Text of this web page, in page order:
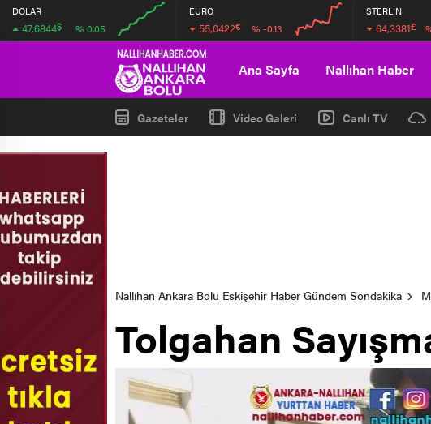
DOLAR
47,6844$ % 0.05
00:00 00:00
EURO
55,0422€ % -0.13
STERLİN
64,3381£
Ana Sayfa Nallıhan Haber
Gazeteler Video Galeri Canlı TV
Nallıhan Ankara Bolu Eskişehir Haber Gündem Sondakika
Tolgahan